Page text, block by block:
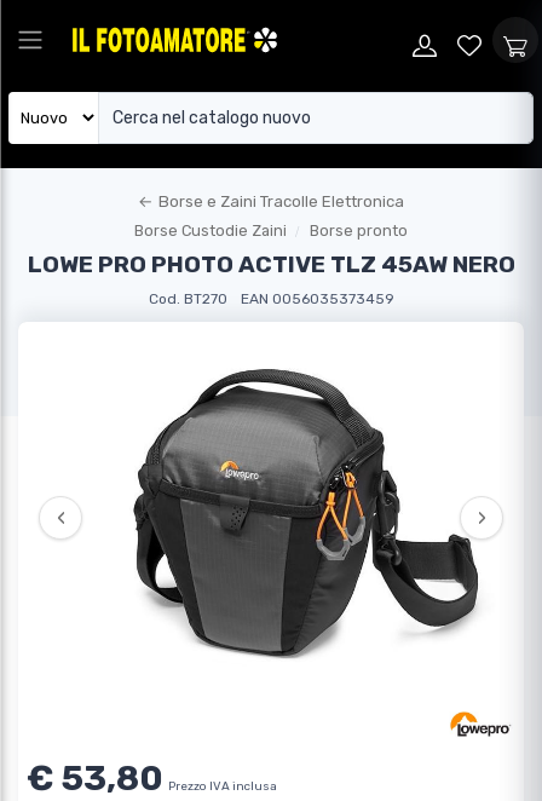
← Borse e Zaini Tracolle Elettronica
Borse Custodie Zaini
Borse pronto
LOWE PRO PHOTO ACTIVE TLZ 45AW NERO
Cod. BT270 EAN 0056035373459
‹ ›
€ 53,80 Prezzo IVA inclusa